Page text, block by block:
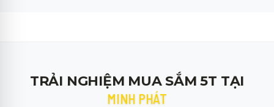
TRẢI NGHIỆM MUA SẮM 5T TẠI
MINH PHÁT